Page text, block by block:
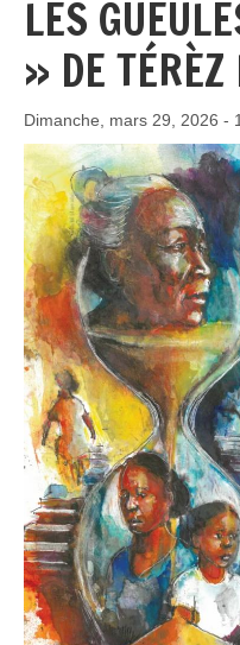
LES
» DE TÉRÈZ
Dimanche, mars 29, 2026 -